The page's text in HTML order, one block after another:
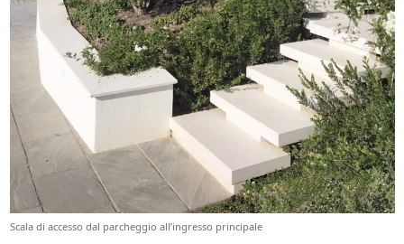
Scala di accesso dal parcheggio all’ingresso principale